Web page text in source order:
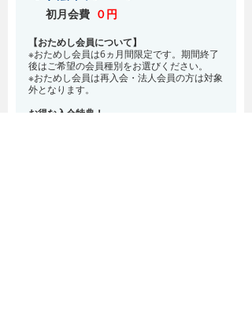
初月会費 ０円
【おためし会員について】
※おためし会員は6ヵ月間限定です。期間終了
後はご希望の会員種別をお選びください。
※おためし会員は再入会・法人会員の方は対象
外となります。
お得な入会特典！